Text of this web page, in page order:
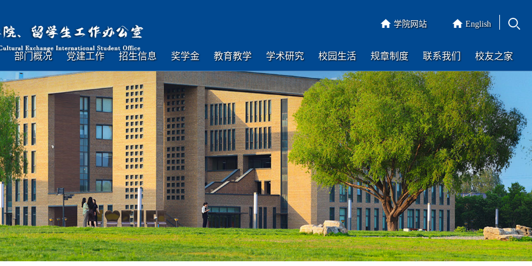
学院网站 English
部门概况 党建工作 招生信息 奖学金 教育教学 学术研究 校园生活 规章制度 联系我们 校友之家